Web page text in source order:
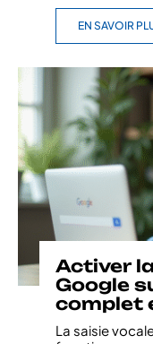
EN SAVOIR
Activer
Google
complet
La saisie